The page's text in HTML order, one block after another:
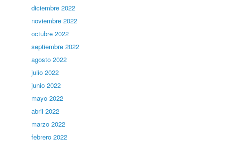
diciembre 2022
noviembre 2022
octubre 2022
septiembre 2022
agosto 2022
julio 2022
junio 2022
mayo 2022
abril 2022
marzo 2022
febrero 2022